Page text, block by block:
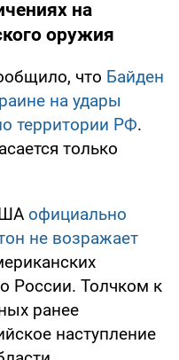
на
оружия
что Байден
на удары
территории РФ.
только
официально
не возражает
России. Толчком к
ранее
наступление